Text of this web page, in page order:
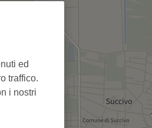
ed
traffico.
i nostri